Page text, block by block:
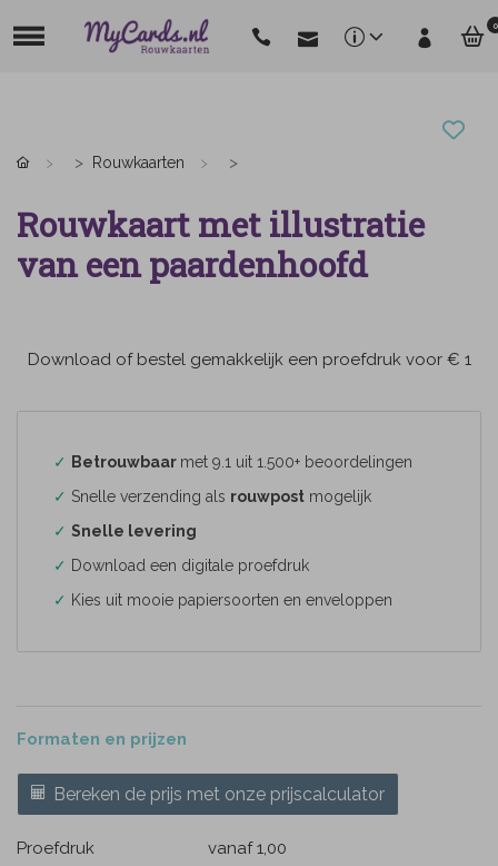
0
Rouwkaarten
Rouwkaart met illustratie
van een paardenhoofd
Download of bestel gemakkelijk een proefdruk voor € 1
✓ Betrouwbaar met 9.1 uit 1.500+ beoordelingen
✓ Snelle verzending als rouwpost mogelijk
✓ Snelle levering
✓ Download een digitale proefdruk
✓ Kies uit mooie papiersoorten en enveloppen
Formaten en prijzen
Bereken de prijs met onze prijscalculator
Proefdruk
vanaf 1,00